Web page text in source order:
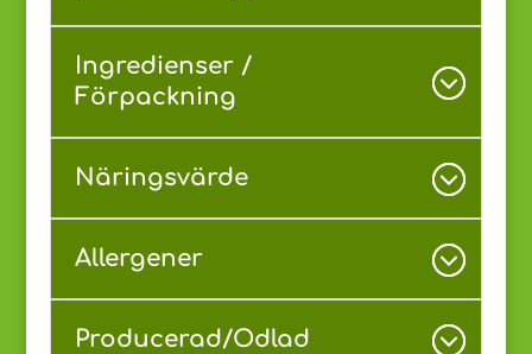
Ingredienser /
Förpackning
Näringsvärde
Allergener
Producerad/Odlad